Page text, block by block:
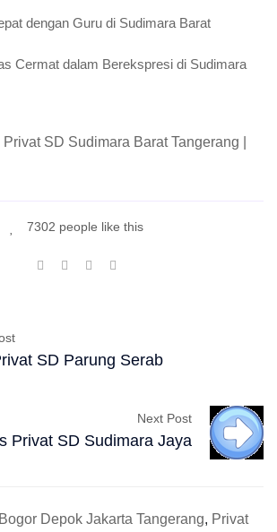
dengan Guru di Sudimara Barat
Cermat dalam Berekspresi di Sudimara
Privat SD Sudimara Barat Tangerang |
7302 people like this
SD Parung Serab
Next Post
Privat SD Sudimara Jaya
Depok Jakarta Tangerang, Privat